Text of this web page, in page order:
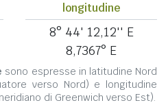
longitudine
8° 44' 12,12'' E
8,7367° E
sono espresse in latitudine Nord
verso Nord) e longitudine
di Greenwich verso Est).